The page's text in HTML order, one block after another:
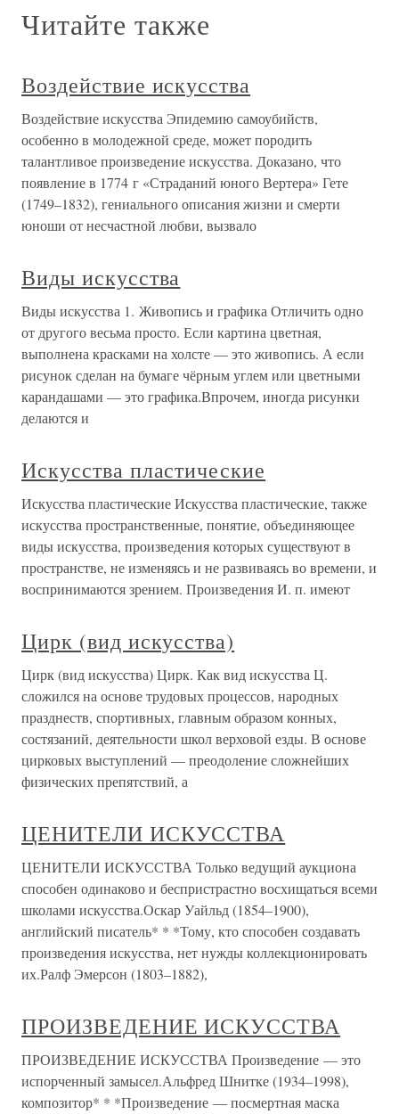
Читайте также
Воздействие искусства
Воздействие искусства Эпидемию самоубийств,
особенно в молодежной среде, может породить
талантливое произведение искусства. Доказано, что
появление в 1774 г «Страданий юного Вертера» Гете
(1749–1832), гениального описания жизни и смерти
юноши от несчастной любви, вызвало
Виды искусства
Виды искусства 1. Живопись и графика Отличить одно
от другого весьма просто. Если картина цветная,
выполнена красками на холсте — это живопись. А если
рисунок сделан на бумаге чёрным углем или цветными
карандашами — это графика.Впрочем, иногда рисунки
делаются и
Искусства пластические
Искусства пластические Искусства пластические, также
искусства пространственные, понятие, объединяющее
виды искусства, произведения которых существуют в
пространстве, не изменяясь и не развиваясь во времени, и
воспринимаются зрением. Произведения И. п. имеют
Цирк (вид искусства)
Цирк (вид искусства) Цирк. Как вид искусства Ц.
сложился на основе трудовых процессов, народных
празднеств, спортивных, главным образом конных,
состязаний, деятельности школ верховой езды. В основе
цирковых выступлений — преодоление сложнейших
физических препятствий, а
ЦЕНИТЕЛИ ИСКУССТВА
ЦЕНИТЕЛИ ИСКУССТВА Только ведущий аукциона
способен одинаково и беспристрастно восхищаться всеми
школами искусства.Оскар Уайльд (1854–1900),
английский писатель* * *Тому, кто способен создавать
произведения искусства, нет нужды коллекционировать
их.Ралф Эмерсон (1803–1882),
ПРОИЗВЕДЕНИЕ ИСКУССТВА
ПРОИЗВЕДЕНИЕ ИСКУССТВА Произведение — это
испорченный замысел.Альфред Шнитке (1934–1998),
композитор* * *Произведение — посмертная маска